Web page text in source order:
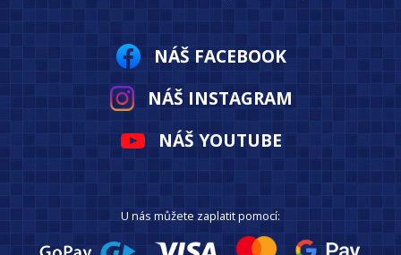
NÁŠ FACEBOOK
NÁŠ INSTAGRAM
NÁŠ YOUTUBE
U nás můžete zaplatit pomocí: